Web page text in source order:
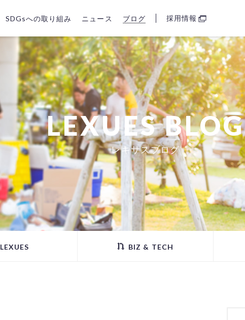
SDGsへの取り組み ニュース ブログ 採用情報
LEXUES BLOG
レキサスブログ
LEXUES BIZ & TECH